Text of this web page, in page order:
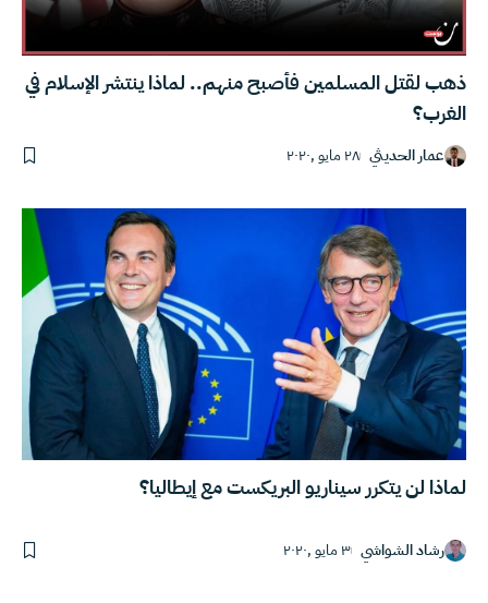
ذهب لقتل المسلمين فأصبح منهم.. لماذا ينتشر الإسلام في
الغرب؟
عمار الحديثي ٢٨ مايو ,٢٠٢٠
لماذا لن يتكرر سيناريو البريكست مع إيطاليا؟
رشاد الشواشي ٣ مايو ,٢٠٢٠